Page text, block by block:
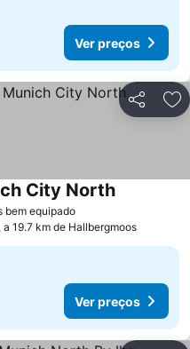
Ver preços
Partilhar
bem equipado
City North
a 19.7 km de Hallbergmoos
Ver preços